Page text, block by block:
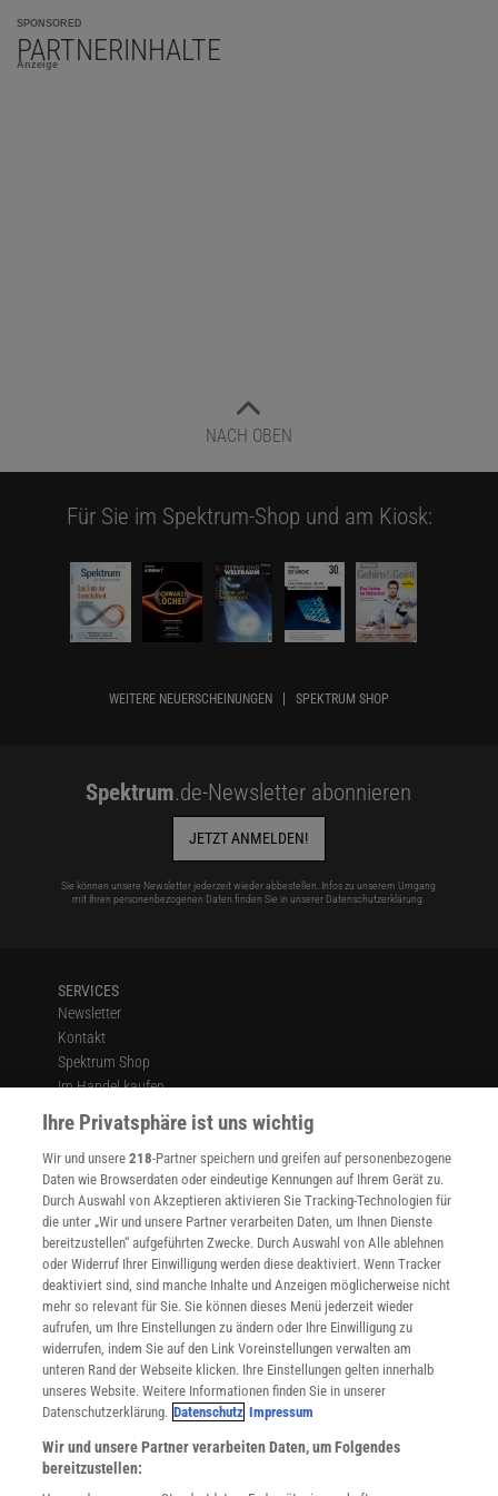
SPONSORED
PARTNERINHALTE
Anzeige
NACH OBEN
Für Sie im Spektrum-Shop und am Kiosk:
WEITERE NEUERSCHEINUNGEN SPEKTRUM SHOP
Spektrum.de-Newsletter abonnieren
JETZT ANMELDEN!
Sie können unsere Newsletter jederzeit wieder abbestellen. Infos zu unserem Umgang
mit Ihren personenbezogenen Daten finden Sie in unserer Datenschutzerklärung
SERVICES
Newsletter
Kontakt
Spektrum Shop
Im Handel kaufen
Presse
Verträge kündigen
Widerruf
INFO
Mediadaten
Datenschutz
Nutzungsbedingungen
Cookie-Einstellungen
Utiq verwalten
Nutzungsbasierte Onlinewerbung
Alle Artikel
Impressum
Angebote für Schulen
Angebote für Institutionen
Ihre Privatsphäre ist uns wichtig
Wir und unsere218-Partner speichern und greifen auf personenbezogene
Daten wie Browserdaten oder eindeutige Kennungen auf Ihrem Gerät zu.
Durch Auswahl von Akzeptieren aktivieren Sie Tracking-Technologien für
die unter „Wir und unsere Partner verarbeiten Daten, um Ihnen Dienste
bereitzustellen“ aufgeführten Zwecke. Durch Auswahl von Alle ablehnen
oder Widerruf Ihrer Einwilligung werden diese deaktiviert. Wenn Tracker
deaktiviert sind, sind manche Inhalte und Anzeigen möglicherweise nicht
mehr so relevant für Sie. Sie können dieses Menü jederzeit wieder
aufrufen, um Ihre Einstellungen zu ändern oder Ihre Einwilligung zu
widerrufen, indem Sie auf den Link Voreinstellungen verwalten am
unteren Rand der Webseite klicken. Ihre Einstellungen gelten innerhalb
unseres Website. Weitere Informationen finden Sie in unserer
Datenschutzerklärung. Datenschutz Impressum
Wir und unsere Partner verarbeiten Daten, um Folgendes
bereitzustellen: